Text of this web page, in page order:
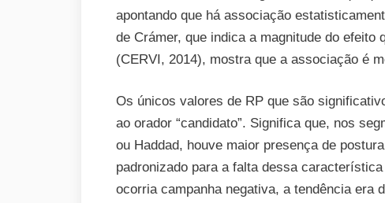
apontando que há associação
de Crámer, que indica a magnitude do efeito
(CERVI, 2014), mostra que a associação é
Os únicos valores de RP que são
ao orador “candidato”. Significa que, nos
ou Haddad, houve maior presença de
padronizado para a falta dessa
ocorria campanha negativa, a tendência era